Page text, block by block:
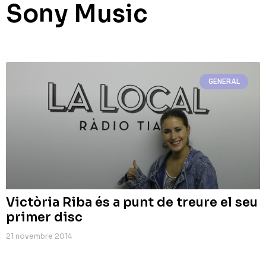
Sony Music
GENERAL
Victòria Riba és a punt de treure el seu
primer disc
21 novembre 2014